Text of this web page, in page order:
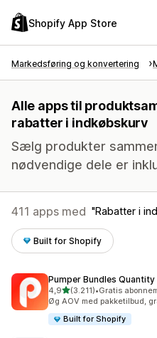
Shopify App Store
Markedsføring og konvertering
Alle apps til
rabatter i indkøbskurv
Sælg produkter
nødvendige dele er
411 apps med Rabatter i
Built for Shopify
Pumper Bundles Quantity
4,9ud af 5 stjerner
(3.211)
3211 anmeldelser i alt
•Gratis
Øg AOV med pakketilbud,
Built for Shopify